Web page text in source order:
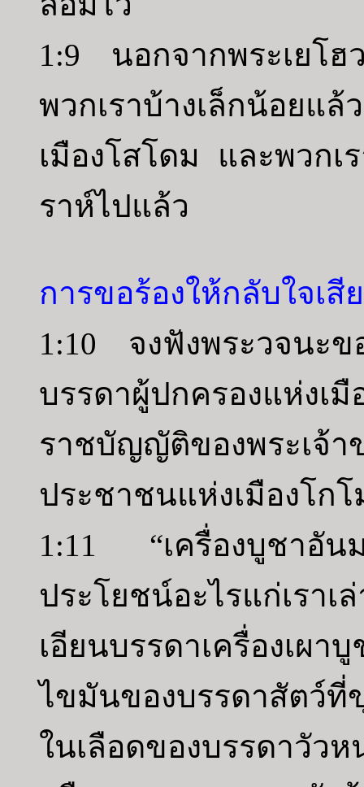
1:9 นอกจากพระเยโฮ
พวกเราบ้างเล็กน้อยแ
เมืองโสโดม และพวกเ
ราห์ไปแล้ว
การขอร้องให้กลับใจเสี
1:10 จงฟังพระวจนะข
บรรดาผู้ปกครองแห่งเ
ราชบัญญัติของพระเ
ประชาชนแห่งเมืองโกโ
1:11 “เครื่องบูชาอัน
ประโยชน์อะไรแก่เรา
เอียนบรรดาเครื่องเผ
ไขมันของบรรดาสัตว์
ในเลือดของบรรดาวั